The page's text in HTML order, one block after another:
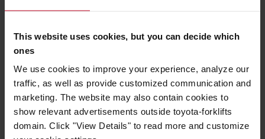
This website uses cookies, but you can decide which
ones
We use cookies to improve your experience, analyze our
traffic, as well as provide customized communication and
marketing. The website may also contain cookies to
show relevant advertisements outside toyota-forklifts
domain. Click "View Details" to read more and customize
Elektrický zdvih.
Ideálny na stohovanie blokov alebo na použitie pri
skladovaní tovaru v regáloch.
Priehľadná konštrukcia stožiara poskytuje mimoriadnu
viditeľnosť pri tlačení a nakladaní/vykladaní nákladu.
Zariadenie na ochranu proti stlačeniu na riadiacich
kolesách a parkovacia brzda zvyšujú bezpečnosť